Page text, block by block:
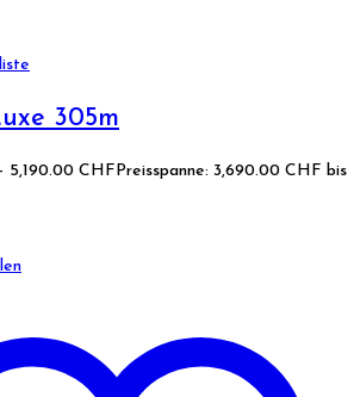
305m
5,190.00 CHF Preisspanne: 3,690.00 CHF bis